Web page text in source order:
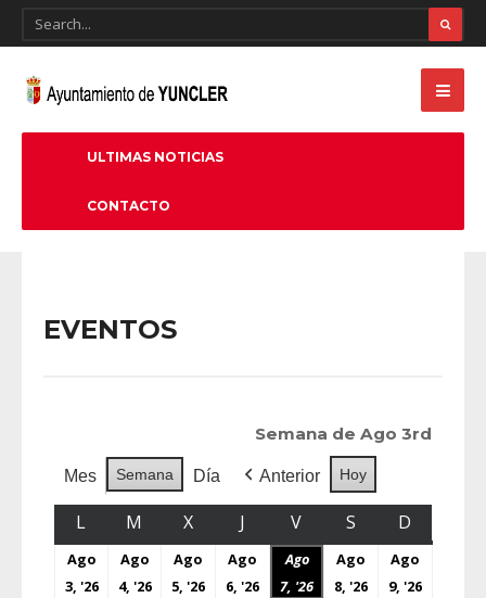
ULTIMAS NOTICIAS
CONTACTO
EVENTOS
Semana de Ago 3rd
Mes Semana Día Anterior Hoy
L M X J V S D
Ago
3, '26
Ago
4, '26
Ago
5, '26
Ago
6, '26
Ago
7, '26
Ago
8, '26
Ago
9, '26